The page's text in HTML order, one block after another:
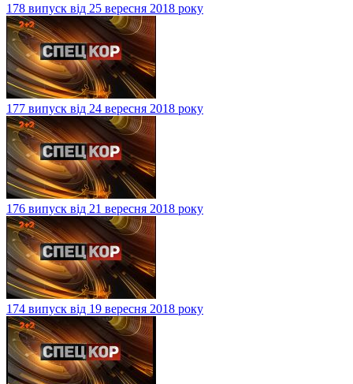
178 випуск від 25 вересня 2018 року
177 випуск від 24 вересня 2018 року
176 випуск від 21 вересня 2018 року
174 випуск від 19 вересня 2018 року